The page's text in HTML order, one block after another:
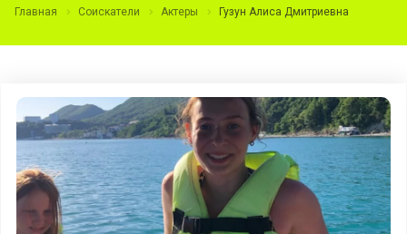
Главная Соискатели Актеры Гузун Алиса Дмитриевна